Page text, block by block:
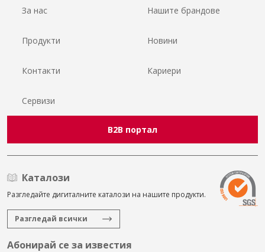
За нас Нашите брандове
Продукти Новини
Контакти Кариери
Сервизи
B2B портал
Каталози
Разгледайте дигиталните каталози на нашите продукти.
Разгледай всички
Абонирай се за известия